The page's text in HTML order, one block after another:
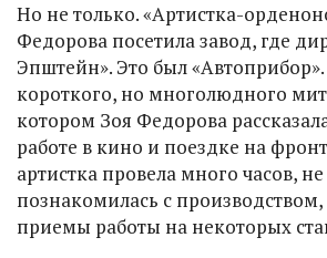
Но не только. «Артистка-
Федорова посетила завод, где
Эпштейн». Это был
короткого, но многолюдного
котором Зоя Федорова
работе в кино и поездке на
артистка провела много часов,
познакомилась с
приемы работы на некоторых